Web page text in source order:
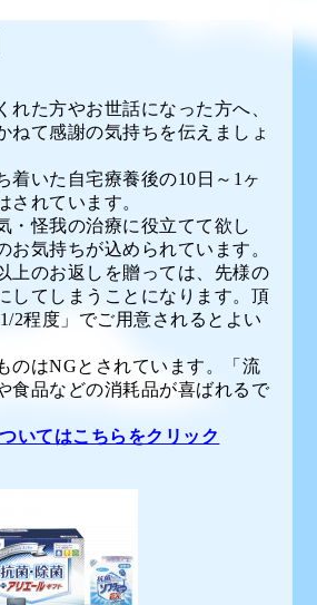
れた方やお世話になった方へ、
ねて感謝の気持ちを伝えましょ
着いた自宅療養後の10日～1ヶ
されています。
・怪我の治療に役立てて欲し
お気持ちが込められています。
上のお返しを贈っては、先様の
してしまうことになります。頂
2程度」でご用意されるとよい
のはNGとされています。「流
食品などの消耗品が喜ばれるで
いてはこちらをクリック